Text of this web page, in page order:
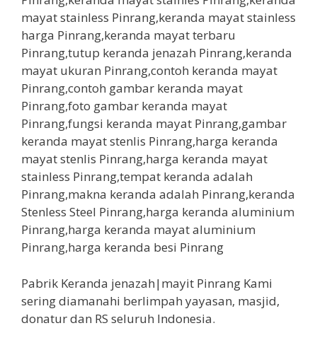
Pabrik Keranda jenazah|mayit Pinrang Kami
sering diamanahi berlimpah yayasan, masjid,
donatur dan RS seluruh Indonesia.